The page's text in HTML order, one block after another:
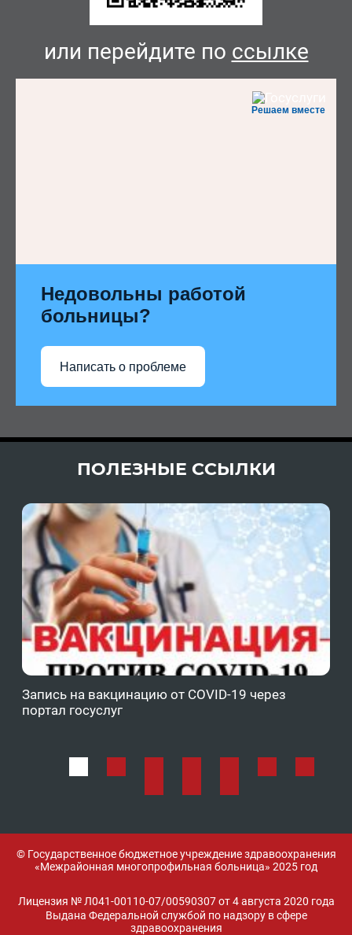
или перейдите по ссылке
Решаем вместе
Недовольны работой
больницы?
Написать о проблеме
ПОЛЕЗНЫЕ ССЫЛКИ
Запись на вакцинацию от COVID-19 через
портал госуслуг
© Государственное бюджетное учреждение здравоохранения
«Межрайонная многопрофильная больница» 2025 год
Лицензия № Л041-00110-07/00590307 от 4 августа 2020 года
Выдана Федеральной службой по надзору в сфере
здравоохранения